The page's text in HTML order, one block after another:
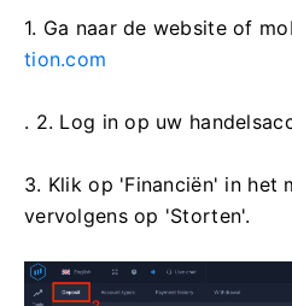
1. Ga naar de website of
tion.com
. 2. Log in op uw
3. Klik op 'Financiën' in het
vervolgens op 'Storten'.